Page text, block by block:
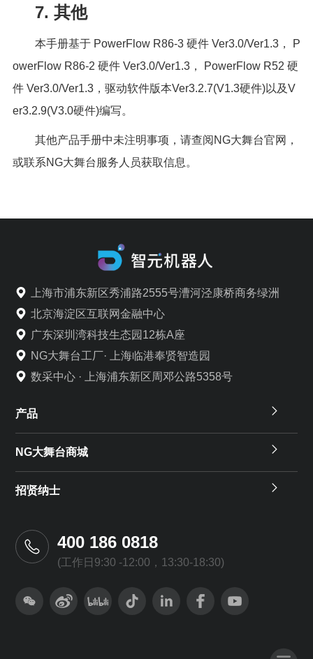
7. 其他
本手册基于 PowerFlow R86-3 硬件 Ver3.0/Ver1.3， P
owerFlow R86-2 硬件 Ver3.0/Ver1.3， PowerFlow R52 硬
件 Ver3.0/Ver1.3，驱动软件版本Ver3.2.7(V1.3硬件)以及V
er3.2.9(V3.0硬件)编写。
其他产品手册中未注明事项，请查阅NG大舞台官网，
或联系NG大舞台服务人员获取信息。
上海市浦东新区秀浦路2555号漕河泾康桥商务绿洲
北京海淀区互联网金融中心
广东深圳湾科技生态园12栋A座
NG大舞台工厂· 上海临港奉贤智造园
数采中心 · 上海浦东新区周邓公路5358号
产品
NG大舞台商城
招贤纳士
400 186 0818
(工作日9:30 -12:00，13:30-18:30)